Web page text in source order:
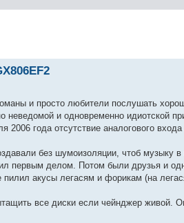
и просто любители послушать
неведомой и одновременно идиотской
2006 года отсутствие аналогового
без шумоизоляции, чтоб музыку
первым делом. Потом были друзья и
пилил акусы легасям и форикам (на
все диски если чейнджер живой.